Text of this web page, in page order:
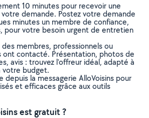
10 minutes pour recevoir une
demande. Postez votre demande
minutes un membre de confiance,
pour votre besoin urgent de entretien
membres, professionnels ou
ont contacté. Présentation, photos de
avis : trouvez l'offreur idéal, adapté à
budget.
depuis la messagerie AlloVoisins pour
et efficaces grâce aux outils
est gratuit ?